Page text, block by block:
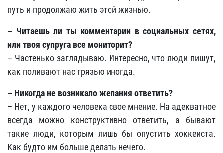
путь и продолжаю жить этой жизнью.
– Читаешь ли ты комментарии в социальных сетях,
или твоя супруга все мониторит?
– Частенько заглядываю. Интересно, что люди пишут,
как поливают нас грязью иногда.
– Никогда не возникало желания ответить?
– Нет, у каждого человека свое мнение. На адекватное
всегда можно конструктивно ответить, а бывают
такие люди, которым лишь бы опустить хоккеиста.
Как будто им больше делать нечего.